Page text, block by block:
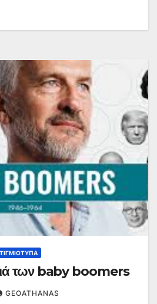
των baby boomers
GEOATHANAS